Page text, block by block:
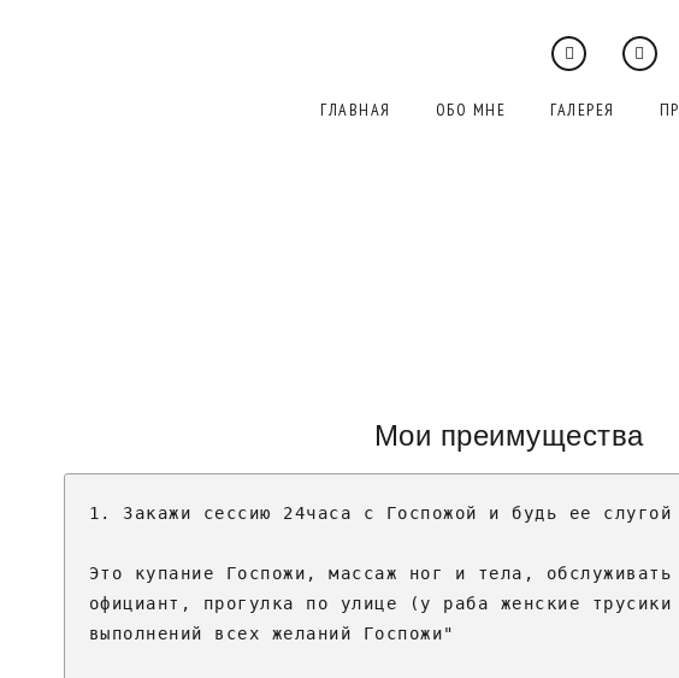
ГЛАВНАЯ ОБО МНЕ ГАЛЕРЕЯ
Мои преимущества
1. Закажи сессию 24часа с Госпожой и будь ее слугой
Это купание Госпожи, массаж ног и тела,
официант, прогулка по улице (у раба женские
выполнений всех желаний Госпожи"